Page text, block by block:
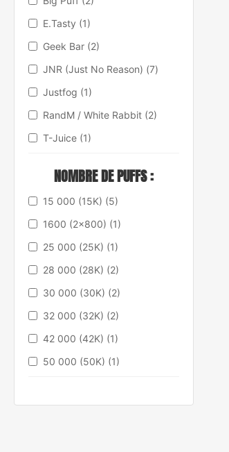
E.Tasty (1)
Geek Bar (2)
JNR (Just No Reason) (7)
Justfog (1)
RandM / White Rabbit (2)
T-Juice (1)
WPuff - Liquideo (5)
X-Bar(2)
NOMBRE DE PUFFS :
15 000 (15K) (5)
1600 (2x800) (1)
25 000 (25K) (1)
28 000 (28K) (2)
30 000 (30K) (2)
32 000 (32K) (2)
42 000 (42K) (1)
50 000 (50K) (1)
650(2)